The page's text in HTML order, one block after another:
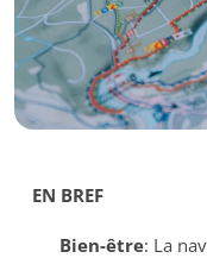
EN BREF
Bien-être: La